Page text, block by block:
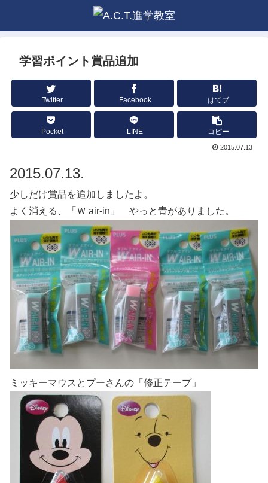
学習ポイント賞品追加
Twitter Facebook はてブ
Pocket LINE コピー
2015.07.13
2015.07.13.
少しだけ賞品を追加しましたよ。
よく消える、「Ｗ air-in」 やっと青がありました。
ミッキーマウスとプーさんの「修正テープ」